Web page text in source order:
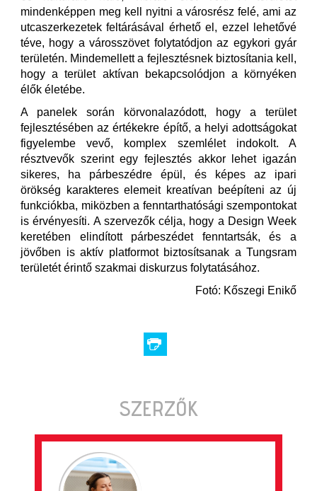
mindenképpen meg kell nyitni a városrész felé, ami az
utcaszerkezetek feltárásával érhető el, ezzel lehetővé
téve, hogy a városszövet folytatódjon az egykori gyár
területén. Mindemellett a fejlesztésnek biztosítania kell,
hogy a terület aktívan bekapcsolódjon a környéken
élők életébe.
A panelek során körvonalazódott, hogy a terület
fejlesztésében az értékekre építő, a helyi adottságokat
figyelembe vevő, komplex szemlélet indokolt. A
résztvevők szerint egy fejlesztés akkor lehet igazán
sikeres, ha párbeszédre épül, és képes az ipari
örökség karakteres elemeit kreatívan beépíteni az új
funkciókba, miközben a fenntarthatósági szempontokat
is érvényesíti. A szervezők célja, hogy a Design Week
keretében elindított párbeszédet fenntartsák, és a
jövőben is aktív platformot biztosítsanak a Tungsram
területét érintő szakmai diskurzus folytatásához.
Fotó: Kőszegi Enikő
SZERZŐK